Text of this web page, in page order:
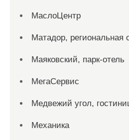
МаслоЦентр
Матадор, региональная
Маяковский, парк-отель
МегаСервис
Медвежий угол,
Механика